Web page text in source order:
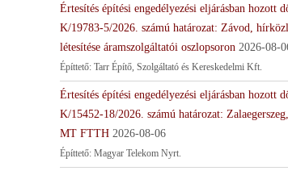
Értesítés építési engedélyezési eljárásban hozott
K/19783-5/2026. számú határozat: Závod,
létesítése áramszolgáltatói oszlopsoron 2026-08-
Építtető: Tarr Építő, Szolgáltató és Kereskedelmi Kft.
Értesítés építési engedélyezési eljárásban hozott
K/15452-18/2026. számú határozat:
MT FTTH 2026-08-06
Építtető: Magyar Telekom Nyrt.